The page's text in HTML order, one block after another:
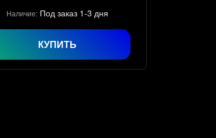
Наличие: Под заказ 1-3 дня
КУПИТЬ